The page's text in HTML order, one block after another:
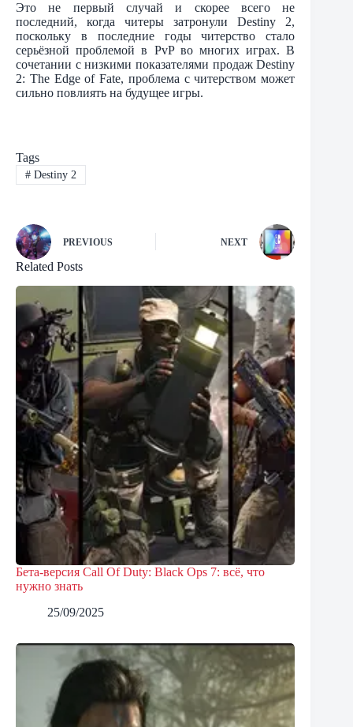
Это не первый случай и скорее всего не
последний, когда читеры затронули Destiny 2,
поскольку в последние годы читерство стало
серьёзной проблемой в PvP во многих играх. В
сочетании с низкими показателями продаж Destiny
2: The Edge of Fate, проблема с читерством может
сильно повлиять на будущее игры.
Tags
#Destiny 2
PREVIOUS NEXT
Related Posts
Бета-версия Call Of Duty: Black Ops 7: всё, что
нужно знать
25/09/2025